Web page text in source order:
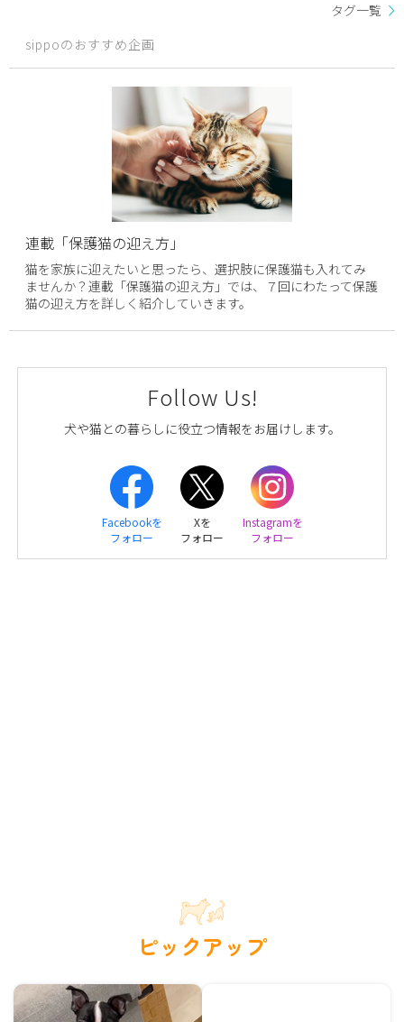
タグ一覧
sippoのおすすめ企画
連載「保護猫の迎え方」
猫を家族に迎えたいと思ったら、選択肢に保護猫も入れてみ
ませんか？連載「保護猫の迎え方」では、７回にわたって保護
猫の迎え方を詳しく紹介していきます。
Follow Us!
犬や猫との暮らしに役立つ情報をお届けします。
Facebookを
フォロー
Xを
フォロー
Instagramを
フォロー
ピックアップ